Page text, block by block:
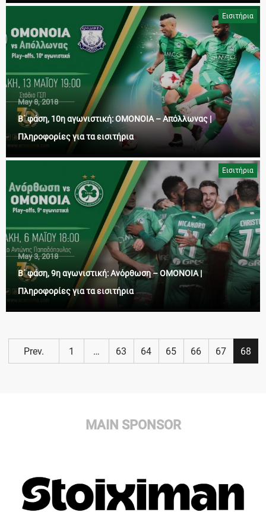
Εισιτήρια
May 8, 2018
Β΄ φάση, 10η αγωνιστική: ΟΜΟΝΟΙΑ – Απόλλωνας |
Πληροφορίες για τα εισιτήρια
Εισιτήρια
May 3, 2018
Β΄ φάση, 9η αγωνιστική: Ανόρθωση – ΟΜΟΝΟΙΑ |
Πληροφορίες για τα εισιτήρια
Prev. 1 … 63 64 65 66 67 68
MAIN SPONSOR